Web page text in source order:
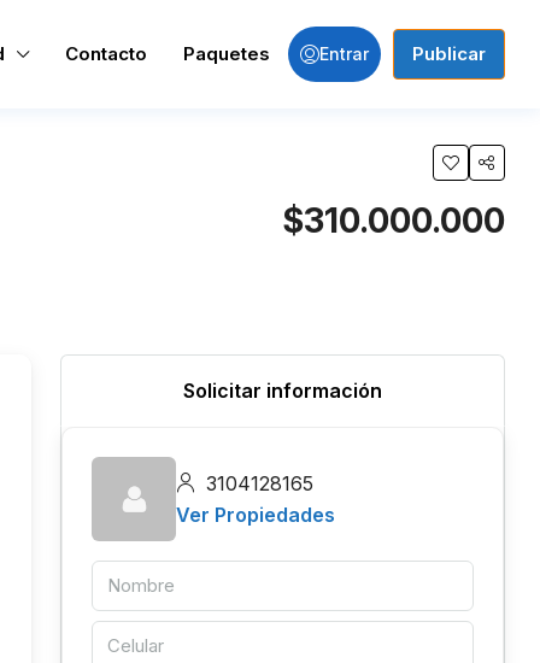
Contacto Paquetes Entrar Publicar
$310.000.000
Solicitar información
3104128165
Ver Propiedades